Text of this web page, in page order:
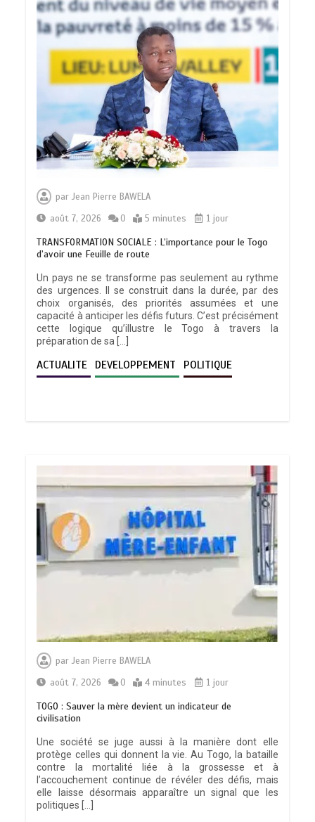
parJean Pierre BAWELA
août 7, 2026
0 5 minutes 1 jour
TRANSFORMATION SOCIALE : L’importance pour le Togo
d’avoir une Feuille de route
Un pays ne se transforme pas seulement au rythme
des urgences. Il se construit dans la durée, par des
choix organisés, des priorités assumées et une
capacité à anticiper les défis futurs. C’est précisément
cette logique qu’illustre le Togo à travers la
préparation de sa […]
ACTUALITE DEVELOPPEMENT POLITIQUE
parJean Pierre BAWELA
août 7, 2026
0 4 minutes 1 jour
TOGO : Sauver la mère devient un indicateur de
civilisation
Une société se juge aussi à la manière dont elle
protège celles qui donnent la vie. Au Togo, la bataille
contre la mortalité liée à la grossesse et à
l’accouchement continue de révéler des défis, mais
elle laisse désormais apparaître un signal que les
politiques […]